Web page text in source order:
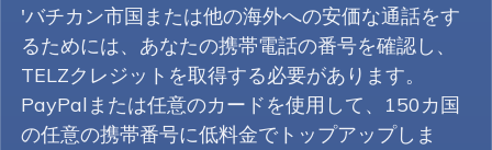
'バチカン市国または他の海外への安価な通話をす
るためには、あなたの携帯電話の番号を確認し、
TELZクレジットを取得する必要があります。
PayPalまたは任意のカードを使用して、150カ国
の任意の携帯番号に低料金でトップアップしま